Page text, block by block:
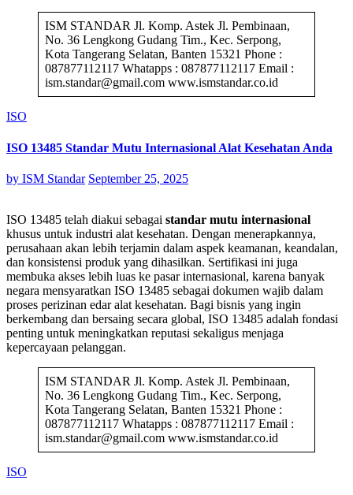
ISM STANDAR Jl. Komp. Astek Jl. Pembinaan,
No. 36 Lengkong Gudang Tim., Kec. Serpong,
Kota Tangerang Selatan, Banten 15321 Phone :
087877112117 Whatapps : 087877112117 Email :
ism.standar@gmail.com www.ismstandar.co.id
ISO
ISO 13485 Standar Mutu Internasional Alat Kesehatan Anda
by ISM Standar September 25, 2025
ISO 13485 telah diakui sebagai standar mutu internasional
khusus untuk industri alat kesehatan. Dengan menerapkannya,
perusahaan akan lebih terjamin dalam aspek keamanan, keandalan,
dan konsistensi produk yang dihasilkan. Sertifikasi ini juga
membuka akses lebih luas ke pasar internasional, karena banyak
negara mensyaratkan ISO 13485 sebagai dokumen wajib dalam
proses perizinan edar alat kesehatan. Bagi bisnis yang ingin
berkembang dan bersaing secara global, ISO 13485 adalah fondasi
penting untuk meningkatkan reputasi sekaligus menjaga
kepercayaan pelanggan.
ISM STANDAR Jl. Komp. Astek Jl. Pembinaan,
No. 36 Lengkong Gudang Tim., Kec. Serpong,
Kota Tangerang Selatan, Banten 15321 Phone :
087877112117 Whatapps : 087877112117 Email :
ism.standar@gmail.com www.ismstandar.co.id
ISO